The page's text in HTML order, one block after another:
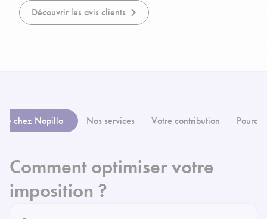
Découvrir les avis clients
chez Nopillo Nos services Votre contribution
Comment optimiser votre
imposition ?